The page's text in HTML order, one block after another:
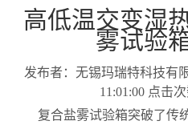
高低温交变湿
雾试验
发布者：无锡玛瑞特科技有
11:01:00 点击
复合盐雾试验箱突破了传